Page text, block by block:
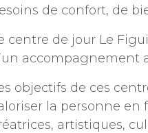
de confort, de
centre de jour Le
accompagnement
objectifs de ces
la personne en
artistiques,